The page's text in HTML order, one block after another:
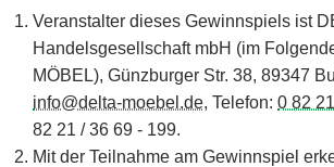
Veranstalter dieses Gewinnspiels ist
Handelsgesellschaft mbH (im
MÖBEL), Günzburger Str. 38, 89347
info@delta-moebel.de, Telefon: 0 82
82 21 / 36 69 - 199.
Mit der Teilnahme am Gewinnspiel